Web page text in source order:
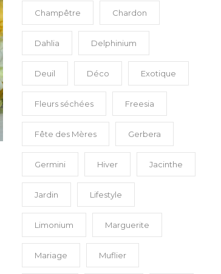
Champêtre Chardon
Dahlia Delphinium
Deuil Déco Exotique
Fleurs séchées Freesia
Fête des Mères Gerbera
Germini Hiver Jacinthe
Jardin Lifestyle
Limonium Marguerite
Mariage Muflier